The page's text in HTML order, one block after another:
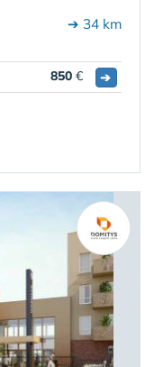
➔ 34 km
850 € ➔